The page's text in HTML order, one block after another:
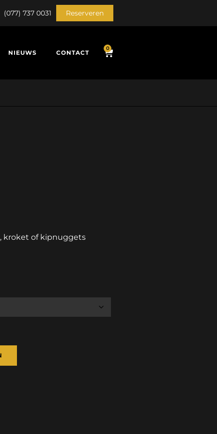
(077) 737 0031 Reserveren
NIEUWS CONTACT
0
kroket of kipnuggets